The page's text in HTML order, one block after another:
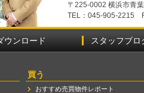
〒225-0002 横浜市青
TEL：045-905-2215
ウンロード スタッフブロ
買う
おすすめ売買物件レポート